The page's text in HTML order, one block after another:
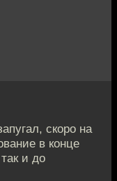
скоро на
в конце
и до